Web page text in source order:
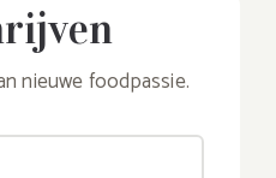
nieuwe foodpassie.